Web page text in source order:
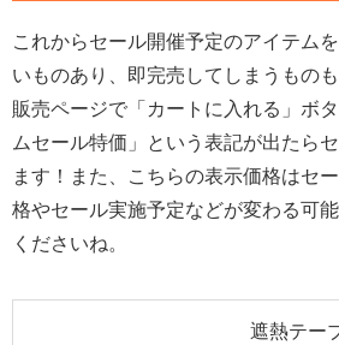
これからセール開催予定のアイテム
いものあり、即完売してしまうもの
販売ページで「カートに入れる」ボ
ムセール特価」という表記が出たら
ます！また、こちらの表示価格はセ
格やセール実施予定などが変わる可
くださいね。
遮熱テー